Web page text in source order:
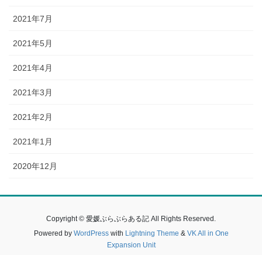
2021年7月
2021年5月
2021年4月
2021年3月
2021年2月
2021年1月
2020年12月
Copyright © 愛媛ぶらぶらある記 All Rights Reserved.
Powered by WordPresswith Lightning Theme & VK All in One
Expansion Unit